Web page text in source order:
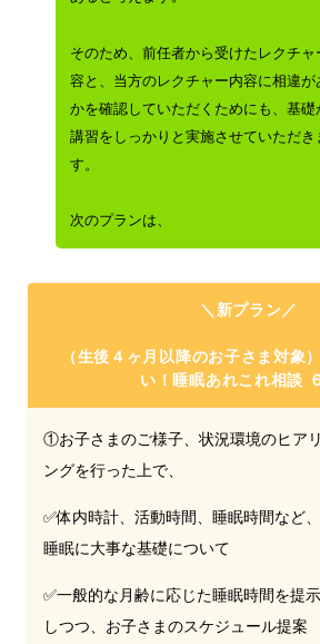
そのため、前任者から受けたレクチャ
容と、当方のレクチャー内容に相違が
かを確認していただくためにも、基礎
講習をしっかりと実施させていただき
す。
次のプランは、
＼新プラン／
（生後４ヶ月以降のお子さま対象
い！睡眠あれこれ相談
①お子さまのご様子、状況環境のヒアリ
ングを行った上で、
✅体内時計、活動時間、睡眠時間など、
睡眠に大事な基礎について
✅一般的な月齢に応じた睡眠時間を提示
しつつ、お子さまのスケジュール提案